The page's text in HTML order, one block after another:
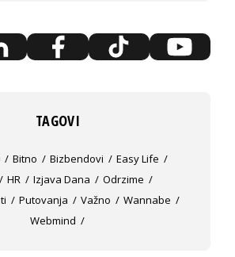
TAGOVI
Bitno Bizbendovi
Easy Life
HR Izjava Dana
Odrzime
Putovanja Važno
Wannabe
Webmind